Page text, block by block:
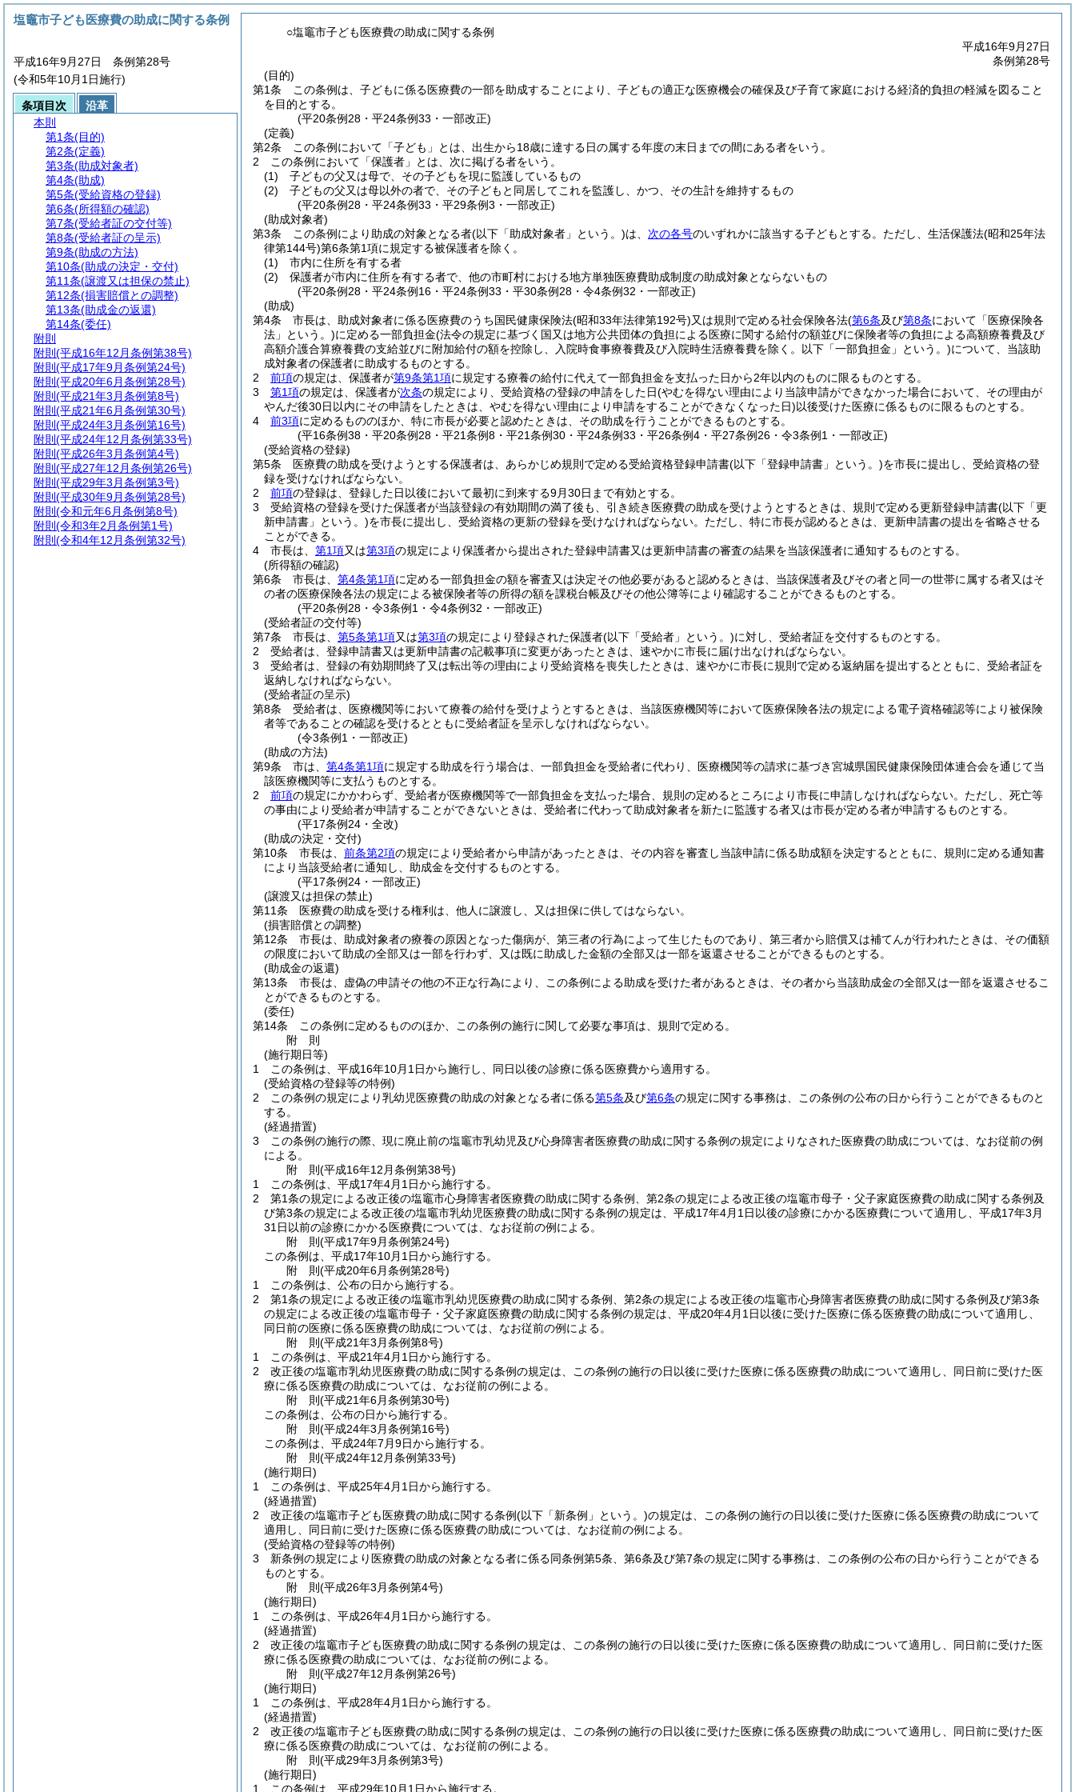
○塩竈市子ども医療費の助成に関する条例
平成16年9月27日
条例第28号
(目的)
第1条
この条例は、子どもに係る医療費の一部を助成することにより、子どもの適正な医療機会の確保及び子育て家庭における経済的負担の軽減を図ること
を目的とする。
(平20条例28・平24条例33・一部改正)
(定義)
第2条
この条例において「子ども」とは、出生から18歳に達する日の属する年度の末日までの間にある者をいう。
2
この条例において「保護者」とは、次に掲げる者をいう。
(1)
子どもの父又は母で、その子どもを現に監護しているもの
(2)
子どもの父又は母以外の者で、その子どもと同居してこれを監護し、かつ、その生計を維持するもの
(平20条例28・平24条例33・平29条例3・一部改正)
(助成対象者)
第3条
この条例により助成の対象となる者(以下「助成対象者」という。)は、 次の各号のいずれかに該当する子どもとする。 ただし、生活保護法(昭和25年法
律第144号)第6条第1項に規定する被保護者を除く。
(1)
市内に住所を有する者
(2)
保護者が市内に住所を有する者で、他の市町村における地方単独医療費助成制度の助成対象とならないもの
(平20条例28・平24条例16・平24条例33・平30条例28・令4条例32・一部改正)
(助成)
第4条
市長は、助成対象者に係る医療費のうち国民健康保険法(昭和33年法律第192号)又は規則で定める社会保険各法(第6条及び第8条において「医療保険各
法」という。)に定める一部負担金(法令の規定に基づく国又は地方公共団体の負担による医療に関する給付の額並びに保険者等の負担による高額療養費及び
高額介護合算療養費の支給並びに附加給付の額を控除し、入院時食事療養費及び入院時生活療養費を除く。以下「一部負担金」という。)について、当該助
成対象者の保護者に助成するものとする。
2
前項の規定は、保護者が第9条第1項に規定する療養の給付に代えて一部負担金を支払った日から2年以内のものに限るものとする。
3
第1項の規定は、保護者が次条の規定により、受給資格の登録の申請をした日(やむを得ない理由により当該申請ができなかった場合において、その理由が
やんだ後30日以内にその申請をしたときは、やむを得ない理由により申請をすることができなくなった日)以後受けた医療に係るものに限るものとする。
4
前3項に定めるもののほか、特に市長が必要と認めたときは、その助成を行うことができるものとする。
(平16条例38・平20条例28・平21条例8・平21条例30・平24条例33・平26条例4・平27条例26・令3条例1・一部改正)
(受給資格の登録)
第5条
医療費の助成を受けようとする保護者は、あらかじめ規則で定める受給資格登録申請書(以下「登録申請書」という。)を市長に提出し、受給資格の登
録を受けなければならない。
2
前項の登録は、登録した日以後において最初に到来する9月30日まで有効とする。
3
受給資格の登録を受けた保護者が当該登録の有効期間の満了後も、引き続き医療費の助成を受けようとするときは、規則で定める更新登録申請書(以下「更
新申請書」という。)を市長に提出し、受給資格の更新の登録を受けなければならない。 ただし、特に市長が認めるときは、更新申請書の提出を省略させる
ことができる。
4
市長は、 第1項又は第3項の規定により保護者から提出された登録申請書又は更新申請書の審査の結果を当該保護者に通知するものとする。
(所得額の確認)
第6条
市長は、 第4条第1項に定める一部負担金の額を審査又は決定その他必要があると認めるときは、当該保護者及びその者と同一の世帯に属する者又はそ
の者の医療保険各法の規定による被保険者等の所得の額を課税台帳及びその他公簿等により確認することができるものとする。
(平20条例28・令3条例1・令4条例32・一部改正)
(受給者証の交付等)
第7条
市長は、 第5条第1項又は第3項の規定により登録された保護者(以下「受給者」という。)に対し、受給者証を交付するものとする。
2
受給者は、登録申請書又は更新申請書の記載事項に変更があったときは、速やかに市長に届け出なければならない。
3
受給者は、登録の有効期間終了又は転出等の理由により受給資格を喪失したときは、速やかに市長に規則で定める返納届を提出するとともに、受給者証を
返納しなければならない。
(受給者証の呈示)
第8条
受給者は、医療機関等において療養の給付を受けようとするときは、当該医療機関等において医療保険各法の規定による電子資格確認等により被保険
者等であることの確認を受けるとともに受給者証を呈示しなければならない。
(令3条例1・一部改正)
(助成の方法)
第9条
市は、 第4条第1項に規定する助成を行う場合は、一部負担金を受給者に代わり、医療機関等の請求に基づき宮城県国民健康保険団体連合会を通じて当
該医療機関等に支払うものとする。
2
前項の規定にかかわらず、受給者が医療機関等で一部負担金を支払った場合、規則の定めるところにより市長に申請しなければならない。 ただし、死亡等
の事由により受給者が申請することができないときは、受給者に代わって助成対象者を新たに監護する者又は市長が定める者が申請するものとする。
(平17条例24・全改)
(助成の決定・交付)
第10条
市長は、 前条第2項の規定により受給者から申請があったときは、その内容を審査し当該申請に係る助成額を決定するとともに、規則に定める通知書
により当該受給者に通知し、助成金を交付するものとする。
(平17条例24・一部改正)
(譲渡又は担保の禁止)
第11条
医療費の助成を受ける権利は、他人に譲渡し、又は担保に供してはならない。
(損害賠償との調整)
第12条
市長は、助成対象者の療養の原因となった傷病が、第三者の行為によって生じたものであり、第三者から賠償又は補てんが行われたときは、その価額
の限度において助成の全部又は一部を行わず、又は既に助成した金額の全部又は一部を返還させることができるものとする。
(助成金の返還)
第13条
市長は、虚偽の申請その他の不正な行為により、この条例による助成を受けた者があるときは、その者から当該助成金の全部又は一部を返還させるこ
とができるものとする。
(委任)
第14条
この条例に定めるもののほか、この条例の施行に関して必要な事項は、規則で定める。
附 則
(施行期日等)
1
この条例は、平成16年10月1日から施行し、同日以後の診療に係る医療費から適用する。
(受給資格の登録等の特例)
2
この条例の規定により乳幼児医療費の助成の対象となる者に係る第5条及び第6条の規定に関する事務は、この条例の公布の日から行うことができるものと
する。
(経過措置)
3
この条例の施行の際、現に廃止前の塩竈市乳幼児及び心身障害者医療費の助成に関する条例の規定によりなされた医療費の助成については、なお従前の例
による。
附 則(平成16年12月条例第38号)
1
この条例は、平成17年4月1日から施行する。
2
第1条の規定による改正後の塩竈市心身障害者医療費の助成に関する条例、第2条の規定による改正後の塩竈市母子・父子家庭医療費の助成に関する条例及
び第3条の規定による改正後の塩竈市乳幼児医療費の助成に関する条例の規定は、平成17年4月1日以後の診療にかかる医療費について適用し、平成17年3月
31日以前の診療にかかる医療費については、なお従前の例による。
附 則(平成17年9月条例第24号)
この条例は、平成17年10月1日から施行する。
附 則(平成20年6月条例第28号)
1
この条例は、公布の日から施行する。
2
第1条の規定による改正後の塩竈市乳幼児医療費の助成に関する条例、第2条の規定による改正後の塩竈市心身障害者医療費の助成に関する条例及び第3条
の規定による改正後の塩竈市母子・父子家庭医療費の助成に関する条例の規定は、平成20年4月1日以後に受けた医療に係る医療費の助成について適用し、
同日前の医療に係る医療費の助成については、なお従前の例による。
附 則(平成21年3月条例第8号)
1
この条例は、平成21年4月1日から施行する。
2
改正後の塩竈市乳幼児医療費の助成に関する条例の規定は、この条例の施行の日以後に受けた医療に係る医療費の助成について適用し、同日前に受けた医
療に係る医療費の助成については、なお従前の例による。
附 則(平成21年6月条例第30号)
この条例は、公布の日から施行する。
附 則(平成24年3月条例第16号)
この条例は、平成24年7月9日から施行する。
附 則(平成24年12月条例第33号)
(施行期日)
1
この条例は、平成25年4月1日から施行する。
(経過措置)
2
改正後の塩竈市子ども医療費の助成に関する条例(以下「新条例」という。)の規定は、この条例の施行の日以後に受けた医療に係る医療費の助成について
適用し、同日前に受けた医療に係る医療費の助成については、なお従前の例による。
(受給資格の登録等の特例)
3
新条例の規定により医療費の助成の対象となる者に係る同条例第5条、第6条及び第7条の規定に関する事務は、この条例の公布の日から行うことができる
ものとする。
附 則(平成26年3月条例第4号)
(施行期日)
1
この条例は、平成26年4月1日から施行する。
(経過措置)
2
改正後の塩竈市子ども医療費の助成に関する条例の規定は、この条例の施行の日以後に受けた医療に係る医療費の助成について適用し、同日前に受けた医
療に係る医療費の助成については、なお従前の例による。
附 則(平成27年12月条例第26号)
(施行期日)
1
この条例は、平成28年4月1日から施行する。
(経過措置)
2
改正後の塩竈市子ども医療費の助成に関する条例の規定は、この条例の施行の日以後に受けた医療に係る医療費の助成について適用し、同日前に受けた医
療に係る医療費の助成については、なお従前の例による。
附 則(平成29年3月条例第3号)
(施行期日)
1
この条例は、平成29年10月1日から施行する。
塩竈市子ども医療費の助成に関する条例
平成16年9月27日 条例第28号
(令和5年10月1日施行)
条項目次
沿革
本則
第1条(目的)
第2条(定義)
第3条(助成対象者)
第4条(助成)
第5条(受給資格の登録)
第6条(所得額の確認)
第7条(受給者証の交付等)
第8条(受給者証の呈示)
第9条(助成の方法)
第10条(助成の決定・交付)
第11条(譲渡又は担保の禁止)
第12条(損害賠償との調整)
第13条(助成金の返還)
第14条(委任)
附則
附則 (平成16年12月条例第38号)
附則 (平成17年9月条例第24号)
附則 (平成20年6月条例第28号)
附則 (平成21年3月条例第8号)
附則 (平成21年6月条例第30号)
附則 (平成24年3月条例第16号)
附則 (平成24年12月条例第33号)
附則 (平成26年3月条例第4号)
附則 (平成27年12月条例第26号)
附則 (平成29年3月条例第3号)
附則 (平成30年9月条例第28号)
附則 (令和元年6月条例第8号)
附則 (令和3年2月条例第1号)
附則 (令和4年12月条例第32号)